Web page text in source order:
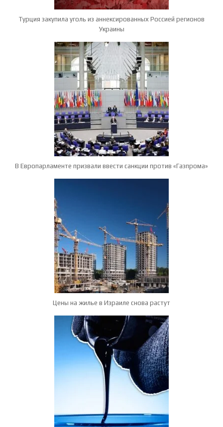
Турция закупила уголь из аннексированных Россией регионов
Украины
В Европарламенте призвали ввести санкции против «Газпрома»
Цены на жилье в Израиле снова растут